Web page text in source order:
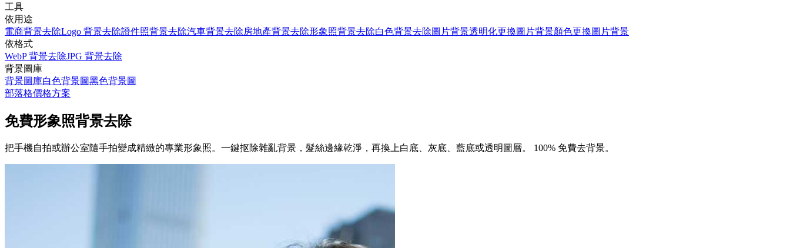
工具
依用途
電商背景去除Logo 背景去除證件照背景去除汽車背景去除房地產背景去除形象照背景去除白色背景去除圖片背景透明化更換圖片背景顏色更換圖片背景
依格式
WebP 背景去除JPG 背景去除
背景圖庫
背景圖庫白色背景圖黑色背景圖
部落格價格方案
免費形象照背景去除
把手機自拍或辦公室隨手拍變成精緻的專業形象照。一鍵抠除雜亂背景，髮絲邊緣乾淨，再換上白底、灰底、藍底或透明圖層。 100% 免費去背景。